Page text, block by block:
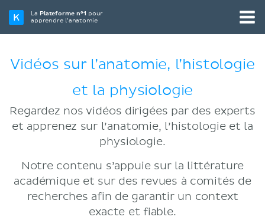
La Plateforme n°1 pour
apprendre l’anatomie
Vidéos sur l’anatomie, l’histologie
et la physiologie
Regardez nos vidéos dirigées par des experts
et apprenez sur l’anatomie, l’histologie et la
physiologie.
Notre contenu s’appuie sur la littérature
académique et sur des revues à comités de
recherches afin de garantir un context
exacte et fiable.